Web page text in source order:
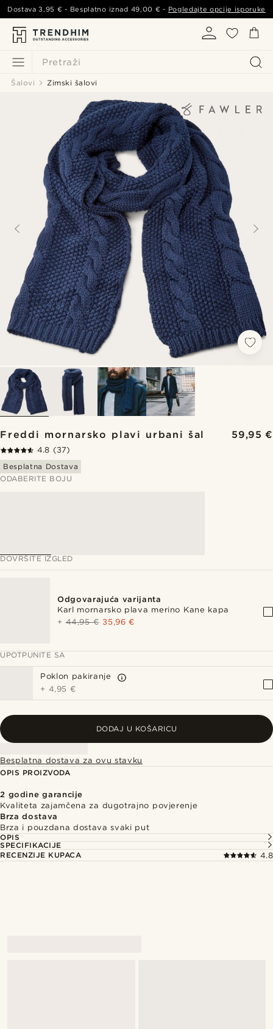
Pretraži
Dostava3,95 € - Besplatno iznad 49,00 € - Pogledajte opcije isporuke
Šalovi Zimski šalovi
Freddi mornarsko plavi urbani šal 59,95 €
4.8 (37)
Besplatna Dostava
ODABERITE BOJU
DOVRŠITE IZGLED
Odgovarajuća varijanta
Karl mornarsko plava merino Kane kapa
+44,95 € 35,96 €
UPOTPUNITE SA
Poklon pakiranje
+ 4,95 €
DODAJ U KOŠARICU
Besplatna dostava za ovu stavku
OPIS PROIZVODA
2 godine garancije
Kvaliteta zajamčena za dugotrajno povjerenje
Brza dostava
Brza i pouzdana dostava svaki put
OPIS
SPECIFIKACIJE
RECENZIJE KUPACA
4.8